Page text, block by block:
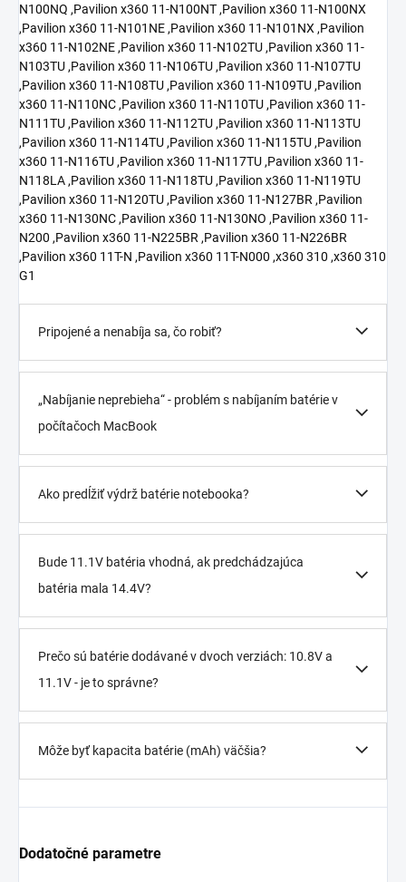
N100NQ ,Pavilion x360 11-N100NT ,Pavilion x360 11-N100NX
,Pavilion x360 11-N101NE ,Pavilion x360 11-N101NX ,Pavilion
x360 11-N102NE ,Pavilion x360 11-N102TU ,Pavilion x360 11-
N103TU ,Pavilion x360 11-N106TU ,Pavilion x360 11-N107TU
,Pavilion x360 11-N108TU ,Pavilion x360 11-N109TU ,Pavilion
x360 11-N110NC ,Pavilion x360 11-N110TU ,Pavilion x360 11-
N111TU ,Pavilion x360 11-N112TU ,Pavilion x360 11-N113TU
,Pavilion x360 11-N114TU ,Pavilion x360 11-N115TU ,Pavilion
x360 11-N116TU ,Pavilion x360 11-N117TU ,Pavilion x360 11-
N118LA ,Pavilion x360 11-N118TU ,Pavilion x360 11-N119TU
,Pavilion x360 11-N120TU ,Pavilion x360 11-N127BR ,Pavilion
x360 11-N130NC ,Pavilion x360 11-N130NO ,Pavilion x360 11-
N200 ,Pavilion x360 11-N225BR ,Pavilion x360 11-N226BR
,Pavilion x360 11T-N ,Pavilion x360 11T-N000 ,x360 310 ,x360 310
G1
Pripojené a nenabíja sa, čo robiť?
„Nabíjanie neprebieha“ - problém s nabíjaním batérie v
počítačoch MacBook
Ako predĺžiť výdrž batérie notebooka?
Bude 11.1V batéria vhodná, ak predchádzajúca
batéria mala 14.4V?
Prečo sú batérie dodávané v dvoch verziách: 10.8V a
11.1V - je to správne?
Môže byť kapacita batérie (mAh) väčšia?
Dodatočné parametre